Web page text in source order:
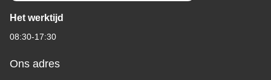
Het werktijd
08:30-17:30
Ons adres